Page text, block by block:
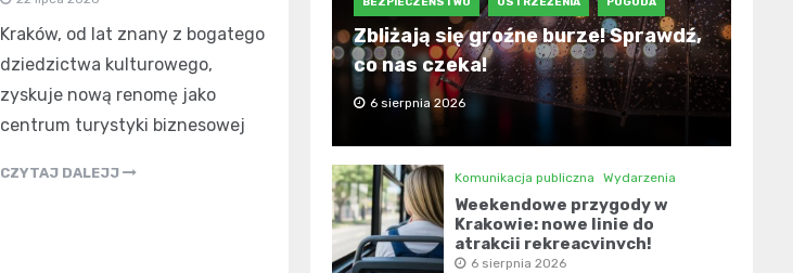
Kraków, od lat znany z bogatego
dziedzictwa kulturowego,
zyskuje nową renomę jako
centrum turystyki biznesowej
CZYTAJ DALEJJ
Zbliżają się groźne burze! Sprawdź,
co nas czeka!
6 sierpnia 2026
Komunikacja publiczna Wydarzenia
Weekendowe przygody w
Krakowie: nowe linie do
atrakcji rekreacyjnych!
6 sierpnia 2026